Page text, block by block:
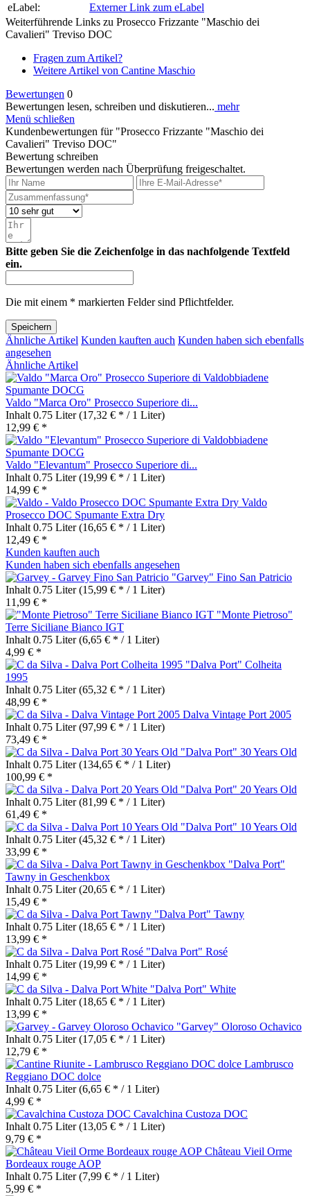
eLabel:
Externer Link zum eLabel
Weiterführende Links zu Prosecco Frizzante "Maschio dei
Cavalieri" Treviso DOC
Fragen zum Artikel?
Weitere Artikel von Cantine Maschio
Bewertungen 0
Bewertungen lesen, schreiben und diskutieren... mehr
Menü schließen
Kundenbewertungen für "Prosecco Frizzante "Maschio dei
Cavalieri" Treviso DOC"
Bewertung schreiben
Bewertungen werden nach Überprüfung freigeschaltet.
Bitte geben Sie die Zeichenfolge in das nachfolgende Textfeld
ein.
Die mit einem * markierten Felder sind Pflichtfelder.
Speichern
Ähnliche Artikel Kunden kauften auch Kunden haben sich ebenfalls
angesehen
Ähnliche Artikel
Valdo "Marca Oro" Prosecco Superiore di...
Inhalt 0.75 Liter(17,32 € * / 1 Liter)
12,99 € *
Valdo "Elevantum" Prosecco Superiore di...
Inhalt 0.75 Liter(19,99 € * / 1 Liter)
14,99 € *
Valdo
Prosecco DOC Spumante Extra Dry
Inhalt 0.75 Liter(16,65 € * / 1 Liter)
12,49 € *
Kunden kauften auch
Kunden haben sich ebenfalls angesehen
"Garvey" Fino San Patricio
Inhalt 0.75 Liter(15,99 € * / 1 Liter)
11,99 € *
"Monte Pietroso"
Terre Siciliane Bianco IGT
Inhalt 0.75 Liter(6,65 € * / 1 Liter)
4,99 € *
"Dalva Port" Colheita
1995
Inhalt 0.75 Liter(65,32 € * / 1 Liter)
48,99 € *
Dalva Vintage Port 2005
Inhalt 0.75 Liter(97,99 € * / 1 Liter)
73,49 € *
"Dalva Port" 30 Years Old
Inhalt 0.75 Liter(134,65 € * / 1 Liter)
100,99 € *
"Dalva Port" 20 Years Old
Inhalt 0.75 Liter(81,99 € * / 1 Liter)
61,49 € *
"Dalva Port" 10 Years Old
Inhalt 0.75 Liter(45,32 € * / 1 Liter)
33,99 € *
"Dalva Port"
Tawny in Geschenkbox
Inhalt 0.75 Liter(20,65 € * / 1 Liter)
15,49 € *
"Dalva Port" Tawny
Inhalt 0.75 Liter(18,65 € * / 1 Liter)
13,99 € *
"Dalva Port" Rosé
Inhalt 0.75 Liter(19,99 € * / 1 Liter)
14,99 € *
"Dalva Port" White
Inhalt 0.75 Liter(18,65 € * / 1 Liter)
13,99 € *
"Garvey" Oloroso Ochavico
Inhalt 0.75 Liter(17,05 € * / 1 Liter)
12,79 € *
Lambrusco
Reggiano DOC dolce
Inhalt 0.75 Liter(6,65 € * / 1 Liter)
4,99 € *
Cavalchina Custoza DOC
Inhalt 0.75 Liter(13,05 € * / 1 Liter)
9,79 € *
Château Vieil Orme
Bordeaux rouge AOP
Inhalt 0.75 Liter(7,99 € * / 1 Liter)
5,99 € *